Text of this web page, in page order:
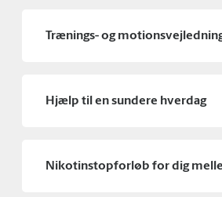
Trænings- og
Hjælp til en sundere hverdag
Nikotinstopforløb for dig